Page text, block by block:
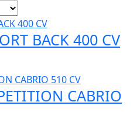
BACK 400 CV
CABRIO